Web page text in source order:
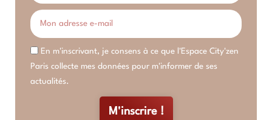
En m'inscrivant, je consens à ce que l'Espace City'zen
Paris collecte mes données pour m'informer de ses
actualités.
M'inscrire !